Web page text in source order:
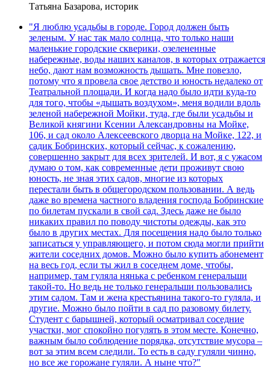
Татьяна Базарова, историк
"Я люблю усадьбы в городе. Город должен быть
зеленым. У нас так мало солнца, что только наши
маленькие городские скверики, озелененные
набережные, воды наших каналов, в которых отражается
небо, дают нам возможность дышать. Мне повезло,
потому что я провела свое детство и юность недалеко от
Театральной площади. И когда надо было идти куда-то
для того, чтобы «дышать воздухом», меня водили вдоль
зеленой набережной Мойки, туда, где были усадьбы и
Великой княгини Ксении Александровны на Мойке,
106, и сад около Алексеевского дворца на Мойке, 122, и
садик Бобринских, который сейчас, к сожалению,
совершенно закрыт для всех зрителей. И вот, я с ужасом
думаю о том, как современные дети проживут свою
юность, не зная этих садов, многие из которых
перестали быть в общегородском пользовании. А ведь
даже во времена частного владения господа Бобринские
по билетам пускали в свой сад. Здесь даже не было
никаких правил по поводу чистоты одежды, как это
было в других местах. Для посещения надо было только
записаться у управляющего, и потом сюда могли прийти
жители соседних домов. Можно было купить абонемент
на весь год, если ты жил в соседнем доме, чтобы,
например, там гуляла нянька с ребенком генеральши
такой-то. Но ведь не только генеральши пользовались
этим садом. Там и жена крестьянина такого-то гуляла, и
другие. Можно было пойти в сад по разовому билету.
Студент с барышней, который осматривал соседние
участки, мог спокойно погулять в этом месте. Конечно,
важным было соблюдение порядка, отсутствие мусора –
вот за этим всем следили. То есть в саду гуляли чинно,
но все же горожане гуляли. А ныне что?"